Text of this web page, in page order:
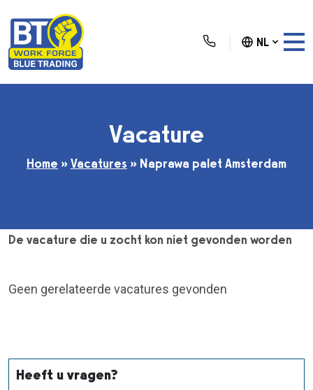
NL
Vacature
Home »Vacatures » Naprawa palet Amsterdam
De vacature die u zocht kon niet gevonden worden
Geen gerelateerde vacatures gevonden
Heeft u vragen?